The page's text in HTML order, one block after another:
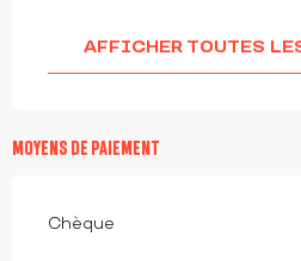
AFFICHER TOUTES
MOYENS DE PAIEMENT
Chèque